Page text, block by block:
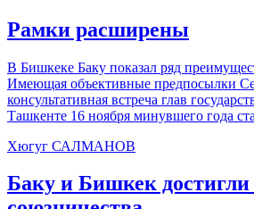
Рамки расширены
В Бишкеке Баку показал ряд
Имеющая объективные предпосылки
консультативная встреча глав
Ташкенте 16 ноября минувшего года
Хюгуг САЛМАНОВ
Баку и Бишкек